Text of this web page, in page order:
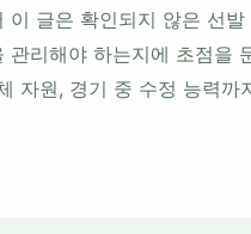
글은 확인되지 않은 선
리해야 하는지에 초점
자원, 경기 중 수정 능력까